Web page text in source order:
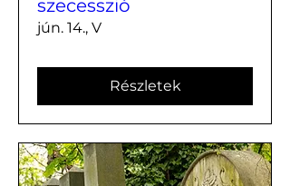
szecesszió
jún. 14., V
Részletek